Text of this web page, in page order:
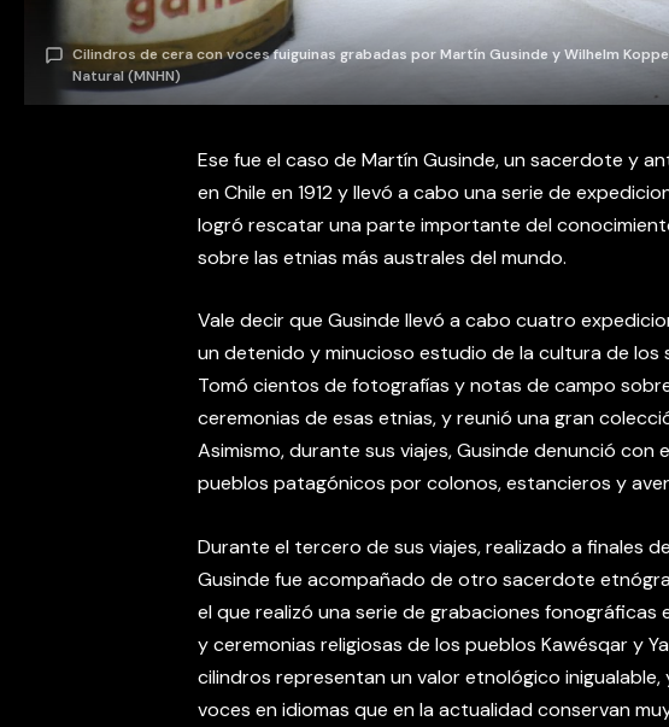
Cilindros de cera con voces fuiguinas grabadas por Martín Gusinde y Wilhelm
Natural (MNHN)
Ese fue el caso de Martín Gusinde, un sacerdote y
en Chile en 1912 y llevó a cabo una serie de
logró rescatar una parte importante del
sobre las etnias más australes del mundo.
Vale decir que Gusinde llevó a cabo cuatro
un detenido y minucioso estudio de la cultura de los
Tomó cientos de fotografías y notas de campo
ceremonias de esas etnias, y reunió una gran
Asimismo, durante sus viajes, Gusinde denunció con
pueblos patagónicos por colonos, estancieros y
Durante el tercero de sus viajes, realizado a finales
Gusinde fue acompañado de otro sacerdote
el que realizó una serie de grabaciones
y ceremonias religiosas de los pueblos Kawésqar y
cilindros representan un valor etnológico
voces en idiomas que en la actualidad conservan